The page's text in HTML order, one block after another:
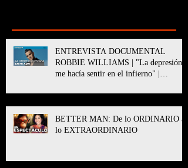
ENTREVISTA DOCUMENTAL
ROBBIE WILLIAMS | "La depresión
me hacía sentir en el infierno" |
BETTER MAN: De lo ORDINARIO a
lo EXTRAORDINARIO